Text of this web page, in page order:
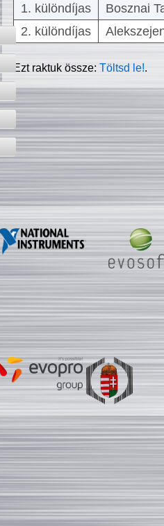
1. különdíjas
Bosznai
2. különdíjas
Ezt raktuk össze:Töltsd le!.